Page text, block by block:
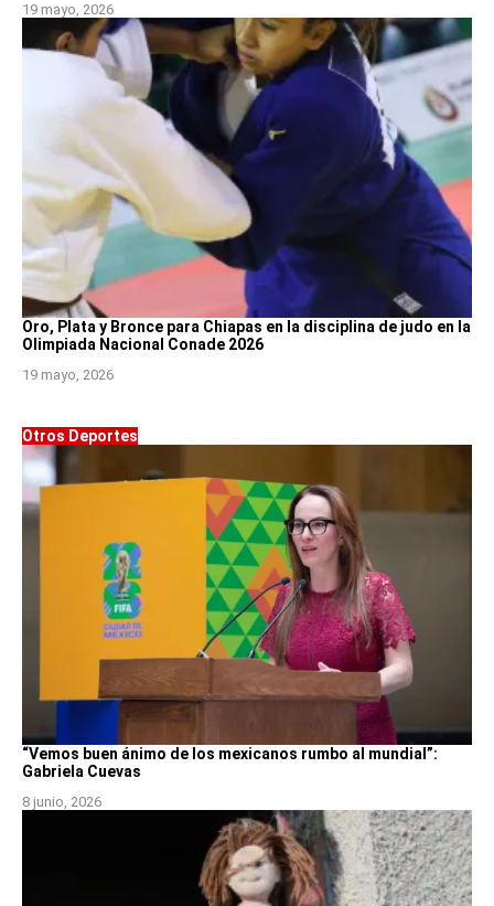
19 mayo, 2026
Oro, Plata y Bronce para Chiapas en la disciplina de judo en la
Olimpiada Nacional Conade 2026
19 mayo, 2026
Otros Deportes
“Vemos buen ánimo de los mexicanos rumbo al mundial”:
Gabriela Cuevas
8 junio, 2026